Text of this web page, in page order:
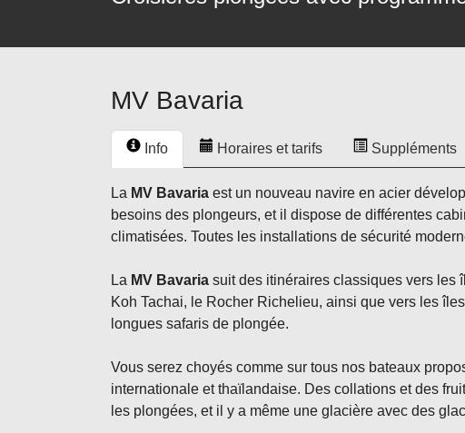
MV Bavaria
Info Horaires et tarifs Suppléments
La MV Bavaria est un nouveau navire en acier
besoins des plongeurs, et il dispose de différentes
climatisées. Toutes les installations de sécurité
La MV Bavaria suit des itinéraires classiques vers les
Koh Tachai, le Rocher Richelieu, ainsi que vers les
longues safaris de plongée.
Vous serez choyés comme sur tous nos bateaux
internationale et thaïlandaise. Des collations et des
les plongées, et il y a même une glacière avec des